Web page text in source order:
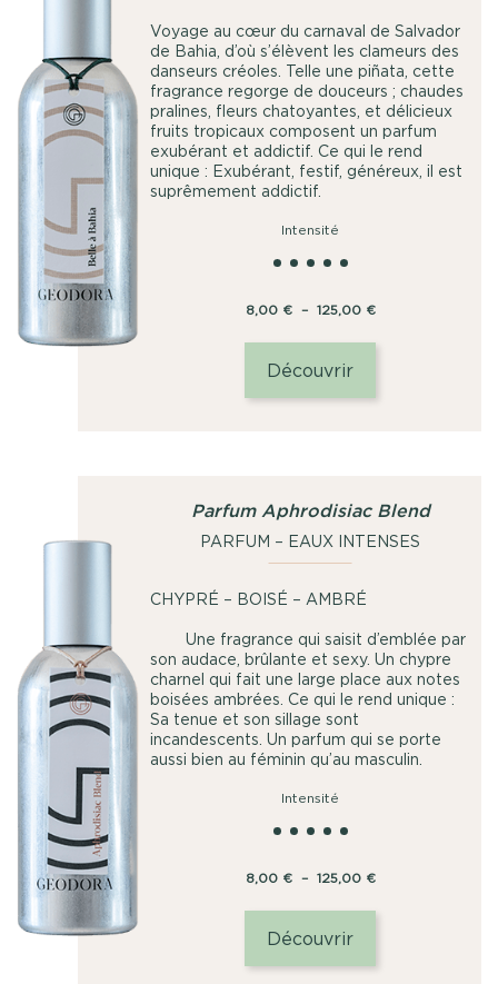
Voyage au cœur du carnaval de Salvador
de Bahia, d’où s’élèvent les clameurs des
danseurs créoles. Telle une piñata, cette
fragrance regorge de douceurs ; chaudes
pralines, fleurs chatoyantes, et délicieux
fruits tropicaux composent un parfum
exubérant et addictif. Ce qui le rend
unique : Exubérant, festif, généreux, il est
suprêmement addictif.
Intensité
8,00€ – 125,00€Plage
Découvrir
Parfum Aphrodisiac Blend
PARFUM – EAUX INTENSES
CHYPRÉ – BOISÉ – AMBRÉ
Une fragrance qui saisit d’emblée par
son audace, brûlante et sexy. Un chypre
charnel qui fait une large place aux notes
boisées ambrées. Ce qui le rend unique :
Sa tenue et son sillage sont
incandescents. Un parfum qui se porte
aussi bien au féminin qu’au masculin.
Intensité
8,00€ – 125,00€Plage
Découvrir